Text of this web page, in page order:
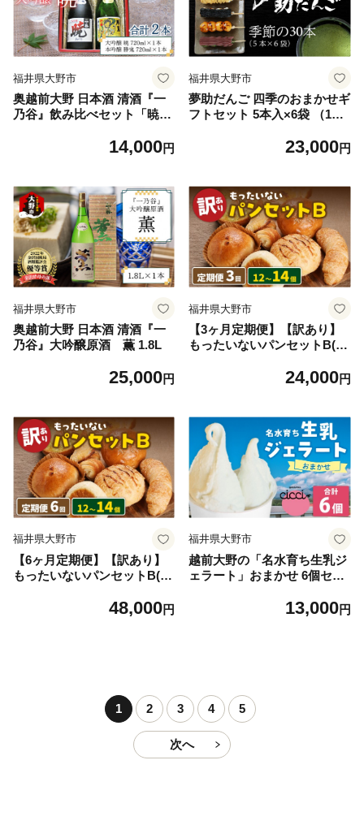
福井県大野市
奥越前大野 日本酒 清酒『一
乃谷』飲み比べセット「暁、
14,000円
福井県大野市
夢助だんご 四季のおまかせギ
フトセット 5本入×6袋 （1
23,000円
福井県大野市
奥越前大野 日本酒 清酒『一
乃谷』大吟醸原酒 薫 1.8L
25,000円
福井県大野市
【3ヶ月定期便】【訳あり】
もったいないパンセットB(12
24,000円
福井県大野市
【6ヶ月定期便】【訳あり】
もったいないパンセットB(12
48,000円
福井県大野市
越前大野の「名水育ち生乳ジ
ェラート」おまかせ 6個セッ
13,000円
1 2 3 4 5
次へ